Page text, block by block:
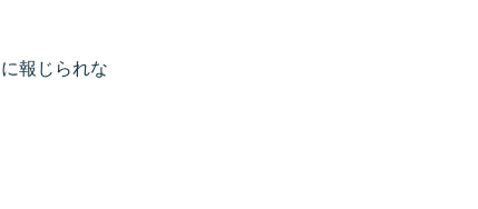
報じられな